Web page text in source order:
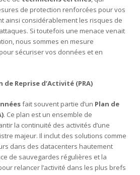
de protection renforcées pour vos
ainsi considérablement les risques de
Si toutefois une menace venait
nous sommes en mesure
sécuriser vos données et en
de Reprise d’Activité (PRA)
fait souvent partie d’un Plan de
. Ce plan est un ensemble de
la continuité des activités d’une
majeur. Il inclut des solutions comme
dans des datacenters hautement
de sauvegardes régulières et la
relancer l’activité dans les plus brefs